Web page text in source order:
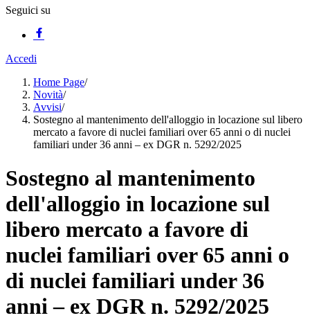
Seguici su
Accedi
Home Page/
Novità/
Avvisi/
Sostegno al mantenimento dell'alloggio in locazione sul libero
mercato a favore di nuclei familiari over 65 anni o di nuclei
familiari under 36 anni – ex DGR n. 5292/2025
Sostegno al mantenimento
dell'alloggio in locazione sul
libero mercato a favore di
nuclei familiari over 65 anni o
di nuclei familiari under 36
anni – ex DGR n. 5292/2025